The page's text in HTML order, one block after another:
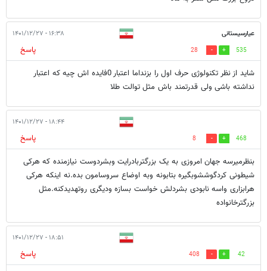
عیارسیستانی ۱۶:۳۸ - ۱۴۰۱/۱۲/۲۷
535
28
پاسخ
شاید از نظر تکنولوژی حرف اول را بزنداما اعتبار 0فایده اش چیه که اعتبار
نداشته باشی ولی قدرتمند باش مثل توالت طلا
۱۸:۴۴ - ۱۴۰۱/۱۲/۲۷
468
8
پاسخ
بنظرمیرسه جهان امروزی به یک بزرگتربادرایت وبشردوست نیازمنده که هرکی
شیطونی کردگوششوبگیره بتابونه وبه اوضاع سروسامون بده.نه اینکه هرکی
هرابزاری واسه نابودی بشردلش خواست بسازه ودیگری روتهدیدکنه.مثل
بزرگترخانواده
۱۸:۵۱ - ۱۴۰۱/۱۲/۲۷
42
408
پاسخ